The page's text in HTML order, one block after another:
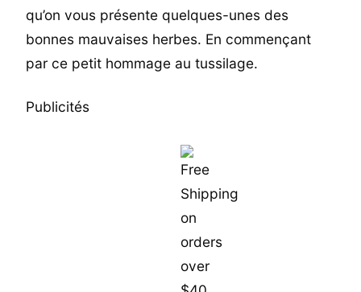
qu’on vous présente quelques-unes des
bonnes mauvaises herbes. En commençant
par ce petit hommage au tussilage.
Publicités